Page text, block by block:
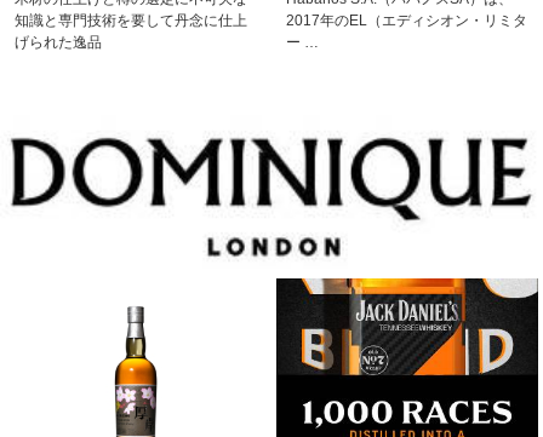
知識と専門技術を要して丹念に仕上
げられた逸品
2017年のEL（エディシオン・リミタ
ー …